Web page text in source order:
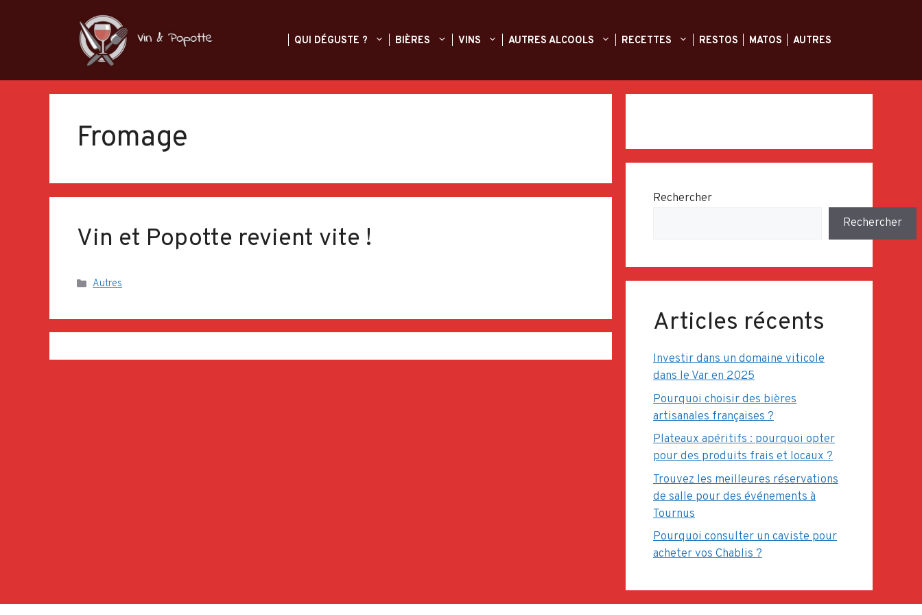
QUI DÉGUSTE ? BIÈRES VINS AUTRES ALCOOLS RECETTES RESTOS MATOS AUTRES
Fromage
Vin et Popotte revient vite !
Catégories
Autres
Rechercher
Rechercher
Articles récents
Investir dans un domaine viticole
dans le Var en 2025
Pourquoi choisir des bières
artisanales françaises ?
Plateaux apéritifs : pourquoi opter
pour des produits frais et locaux ?
Trouvez les meilleures réservations
de salle pour des événements à
Tournus
Pourquoi consulter un caviste pour
acheter vos Chablis ?